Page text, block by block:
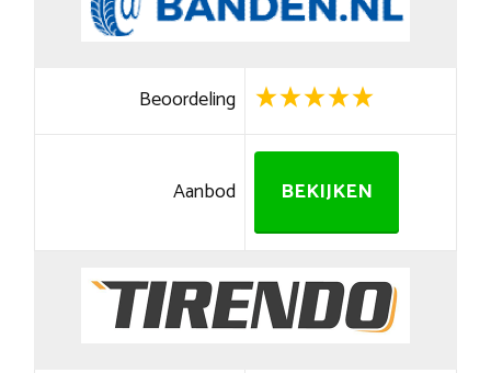
Beoordeling
Aanbod BEKIJKEN